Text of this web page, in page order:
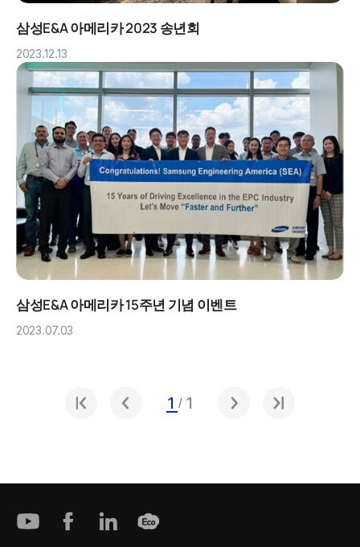
삼성E&A 아메리카 2023 송년회
2023.12.13
삼성E&A 아메리카 15주년 기념 이벤트
2023.07.03
1 / 1